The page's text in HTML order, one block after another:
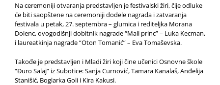
Na ceremoniji otvaranja predstavljen je festivalski žiri, čije odluke
će biti saopštene na ceremoniji dodele nagrada i zatvaranja
festivala u petak, 27. septembra – glumica i rediteljka Morana
Dolenc, ovogodišnji dobitnik nagrade “Mali princ” – Luka Kecman,
i laureatkinja nagrade “Oton Tomanić” – Eva Tomaševska.
Takođe je predstavljen i Mladi žiri koji čine učenici Osnovne škole
“Đuro Salaj” iz Subotice: Sanja Curnović, Tamara Kanalaš, Anđelija
Stanišić, Boglarka Goli i Kira Kakusi.